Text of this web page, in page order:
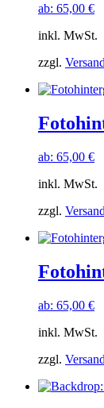
ab: 65,00 €
inkl. MwSt.
zzgl.
ab: 65,00 €
inkl. MwSt.
zzgl.
ab: 65,00 €
inkl. MwSt.
zzgl.